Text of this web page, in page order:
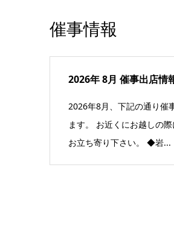
催事情報
2026年 8月 催事出店情
2026年8月、下記の通り催
ます。 お近くにお越しの
お立ち寄り下さい。 ◆岩...